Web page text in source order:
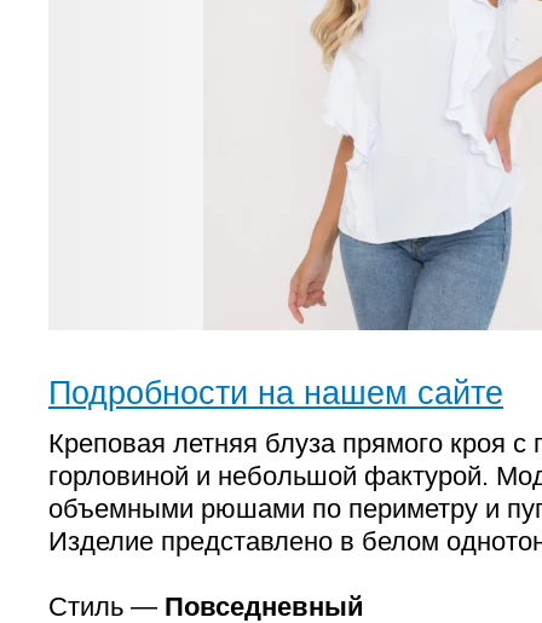
Подробности на нашем сайте
Креповая летняя блуза прямого кроя с
горловиной и небольшой фактурой.
объемными рюшами по периметру и
Изделие представлено в белом
Стиль — Повседневный